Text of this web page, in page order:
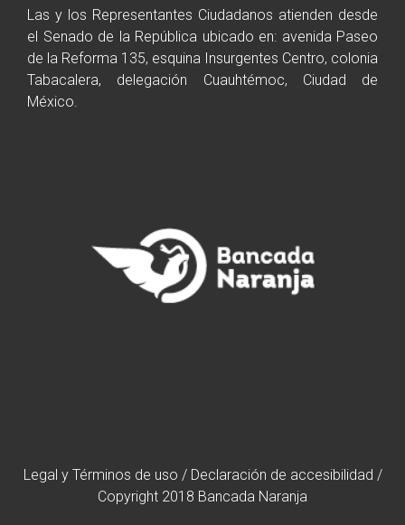
Las y los Representantes Ciudadanos atienden desde
el Senado de la República ubicado en: avenida Paseo
de la Reforma 135, esquina Insurgentes Centro, colonia
Tabacalera, delegación Cuauhtémoc, Ciudad de
México.
Legal y Términos de uso / Declaración de accesibilidad /
Copyright 2018 Bancada Naranja